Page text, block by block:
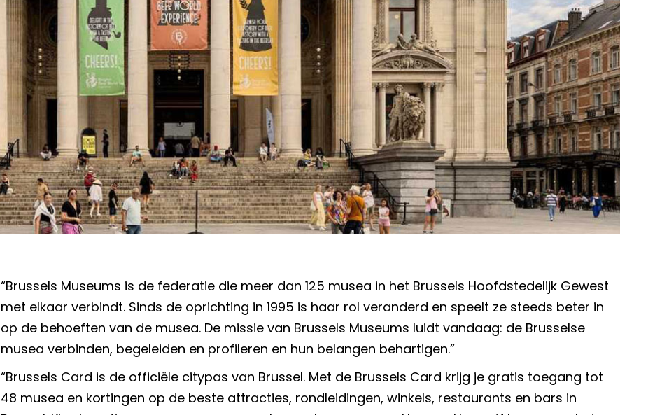
“Brussels Museums is de federatie die meer dan 125 musea in het Brussels Hoofdstedelijk Gewest
met elkaar verbindt. Sinds de oprichting in 1995 is haar rol veranderd en speelt ze steeds beter in
op de behoeften van de musea. De missie van Brussels Museums luidt vandaag: de Brusselse
musea verbinden, begeleiden en profileren en hun belangen behartigen.”
“Brussels Card is de officiële citypas van Brussel. Met de Brussels Card krijg je gratis toegang tot
48 musea en kortingen op de beste attracties, rondleidingen, winkels, restaurants en bars in